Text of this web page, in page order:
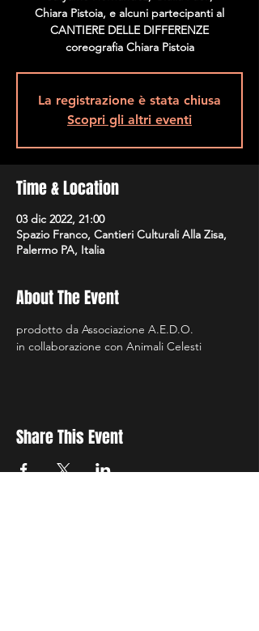
Chiara Pistoia, e alcuni partecipanti al
CANTIERE DELLE DIFFERENZE
coreografia Chiara Pistoia
La registrazione è stata chiusa
Scopri gli altri eventi
Time & Location
03 dic 2022, 21:00
Spazio Franco, Cantieri Culturali Alla Zisa,
Palermo PA, Italia
About The Event
prodotto da Associazione A.E.D.O.
in collaborazione con Animali Celesti
Share This Event